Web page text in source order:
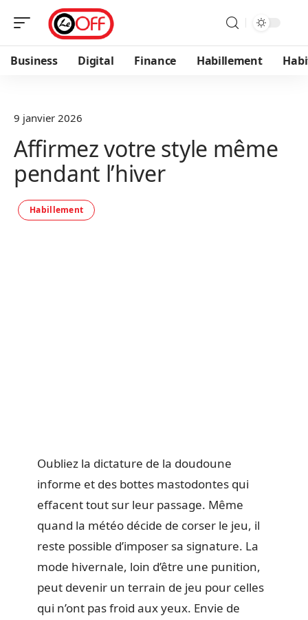
Business Digital Finance Habillement
9 janvier 2026
Affirmez votre style même
pendant l’hiver
Habillement
Oubliez la dictature de la doudoune
informe et des bottes mastodontes qui
effacent tout sur leur passage. Même
quand la météo décide de corser le jeu, il
reste possible d’imposer sa signature. La
mode hivernale, loin d’être une punition,
peut devenir un terrain de jeu pour celles
qui n’ont pas froid aux yeux. Envie de